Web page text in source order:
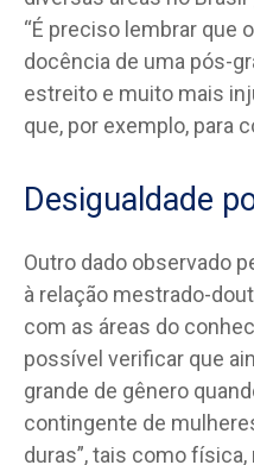
“É preciso lembrar que
docência de uma pós-
estreito e muito mais
que, por exemplo, para
Desigualdade
Outro dado observado
à relação mestrado-
com as áreas do
possível verificar que
grande de gênero
contingente de
duras”, tais como